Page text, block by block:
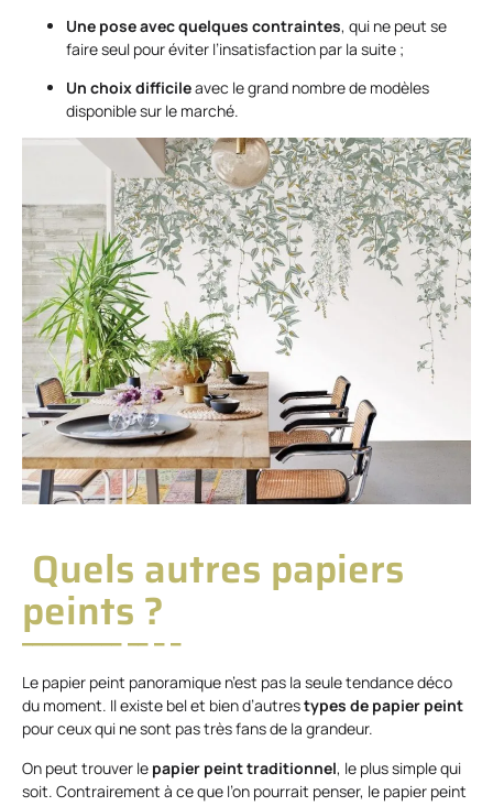
Une pose avec quelques contraintes, qui ne peut se
faire seul pour éviter l’insatisfaction par la suite ;
Un choix difficileavec le grand nombre de modèles
disponible sur le marché.
Quels autres papiers
peints ?
Le papier peint panoramique n’est pas la seule tendance déco
du moment. Il existe bel et bien d’autrestypes de papier peint
pour ceux qui ne sont pas très fans de la grandeur.
On peut trouver le papier peint traditionnel, le plus simple qui
soit. Contrairement à ce que l’on pourrait penser, le papier peint